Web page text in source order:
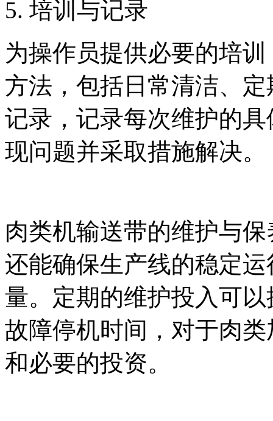
5. 培训与记录
为操作员提供必要的培
方法，包括日常清洁、
记录，记录每次维护的
现问题并采取措施解决。
肉类机输送带的维护与
还能确保生产线的稳定
量。定期的维护投入可
故障停机时间，对于肉
和必要的投资。